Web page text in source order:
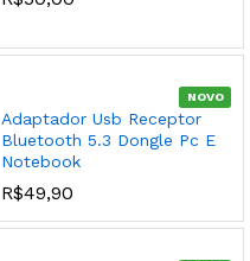
NOVO
Adaptador Usb Receptor
Bluetooth 5.3 Dongle Pc E
Notebook
R$49,90